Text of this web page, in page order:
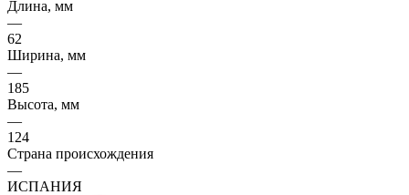
Длина, мм
—
62
Ширина, мм
—
185
Высота, мм
—
124
Страна происхождения
—
ИСПАНИЯ